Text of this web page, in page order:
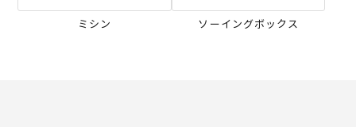
ミシン ソーイングボックス